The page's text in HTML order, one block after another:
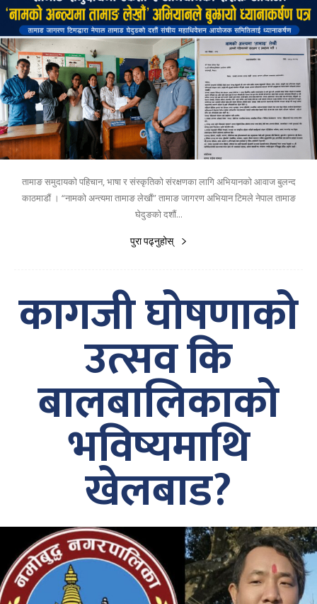
तामाङ समुदायको पहिचान, भाषा र संस्कृतिको संरक्षणका लागि अभियानको आवाज बुलन्द
काठमाडौं । “नामको अन्त्यमा तामाङ लेखौं” तामाङ जागरण अभियान टिमले नेपाल तामाङ
घेदुङको दशौं...
पुरा पढ्नुहोस्
कागजी घोषणाको
उत्सव कि
बालबालिकाको
भविष्यमाथि
खेलबाड?